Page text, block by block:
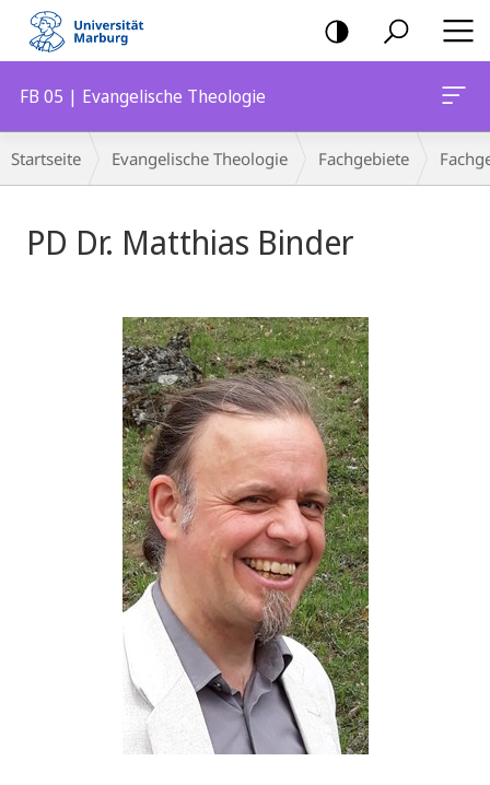
Mobile-
Navigation
FB 05 | Evangelische Theologie
Breadcrumb-
Navigation
Startseite Evangelische Theologie Fachgebiete
PD Dr. Matthias Binder